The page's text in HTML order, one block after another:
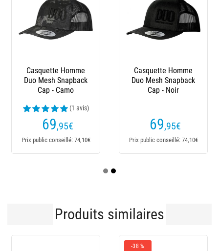
Casquette Homme
Duo Mesh Snapback
Cap - Camo
(1 avis)
69,95€
Prix public conseillé: 74,10€
Casquette Homme
Duo Mesh Snapback
Cap - Noir
69,95€
Prix public conseillé: 74,10€
Produits similaires
-38 %